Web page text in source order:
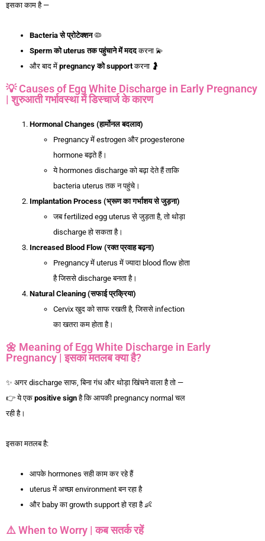
इसका काम है —
Bacteriaसेप्रोटेक्शन🦠
Spermको uterusतकपहुंचानेमेंमददकरना 💫
और बाद में pregnancyको supportकरना 🤰
💡 Causes of Egg White Discharge in Early Pregnancy
| शुरुआती गर्भावस्था में डिस्चार्ज के कारण
Hormonal Changes (हार्मोनलबदलाव)
Pregnancy में estrogen और progesterone
hormone बढ़ते हैं।
ये hormones discharge को बढ़ा देते हैं ताकि
bacteria uterus तक न पहुंचे।
Implantation Process (भ्रूणकागर्भाशयसेजुड़ना)
जब fertilized egg uterus से जुड़ता है, तो थोड़ा
discharge हो सकता है।
Increased Blood Flow (रक्तप्रवाहबढ़ना)
Pregnancy में uterus में ज्यादा blood flow होता
है जिससे discharge बनता है।
Natural Cleaning (सफाईप्रक्रिया)
Cervix खुद को साफ रखती है, जिससे infection
का खतरा कम होता है।
🌼 Meaning of Egg White Discharge in Early
Pregnancy | इसका मतलब क्या है?
✨ अगर discharge साफ, बिना गंध और थोड़ा खिंचने वाला है तो —
👉 ये एक positive signहै कि आपकी pregnancy normal चल
रही है।
इसका मतलब है:
आपके hormones सही काम कर रहे हैं
uterus में अच्छा environment बन रहा है
और baby का growth support हो रहा है 👶
⚠️ When to Worry | कब सतर्क रहें